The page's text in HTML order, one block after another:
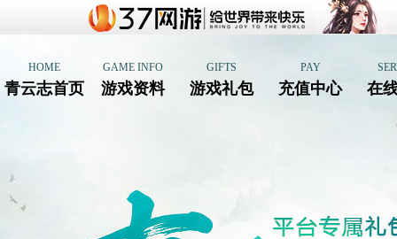
HOME
青云志首页
GAME INFO
游戏资料
GIFTS
游戏礼包
PAY
充值中心 在